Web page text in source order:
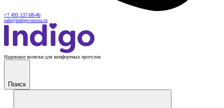
+7 495 137-08-46
sale@indigo-russia.ru
Надежные коляски для комфортных прогулок
Поиск